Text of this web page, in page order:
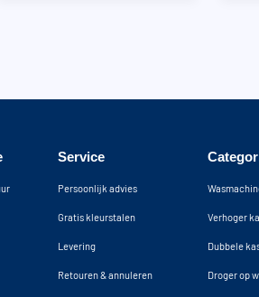
Service
Persoonlijk advies
Gratis kleurstalen
Levering
Retouren & annuleren
Verhoger
Dubbele
Droger op